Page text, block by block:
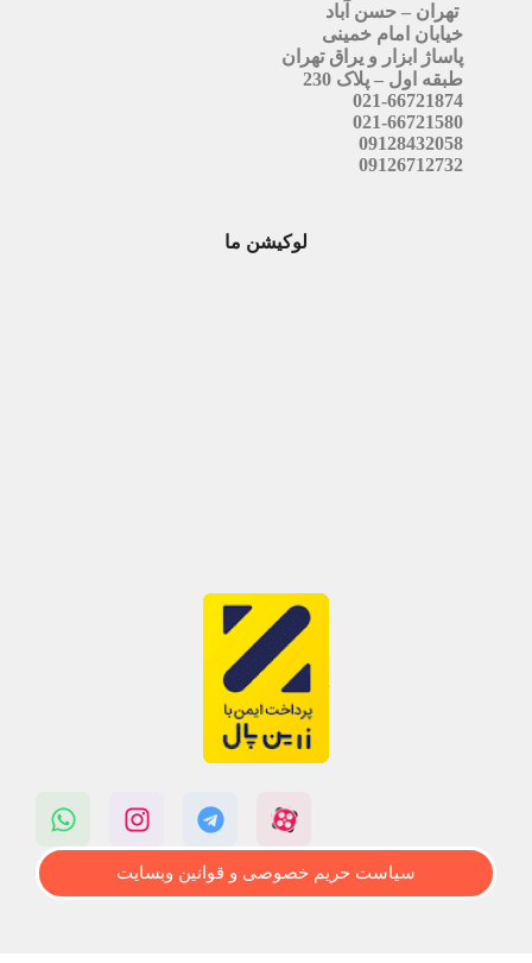
تهران – حسن آباد
خیابان امام خمینی
پاساژ ابزار و یراق تهران
طبقه اول – پلاک 230
021-66721874
021-66721580
09128432058
09126712732
لوکیشن ما
سیاست حریم خصوصی و قوانین وبسایت